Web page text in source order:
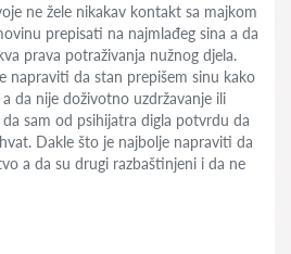
ne žele nikakav kontakt sa majkom
prepisati na najmlađeg sina a da
prava potraživanja nužnog djela.
napraviti da stan prepišem sinu kako
da nije doživotno uzdržavanje ili
sam od psihijatra digla potvrdu da
Dakle što je najbolje napraviti da
a da su drugi razbaštinjeni i da ne